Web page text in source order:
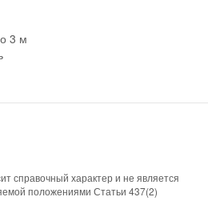
3 м
справочный характер и не является
положениями Статьи 437(2)